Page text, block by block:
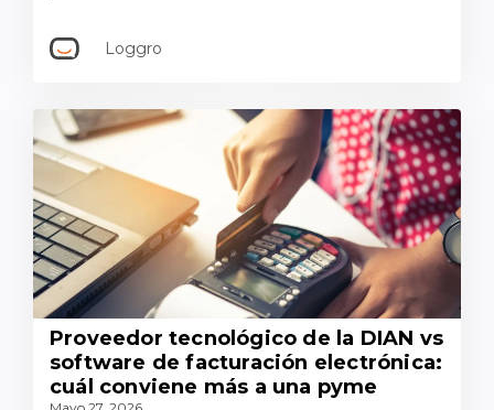
Loggro
Proveedor tecnológico de la DIAN vs
software de facturación electrónica:
cuál conviene más a una pyme